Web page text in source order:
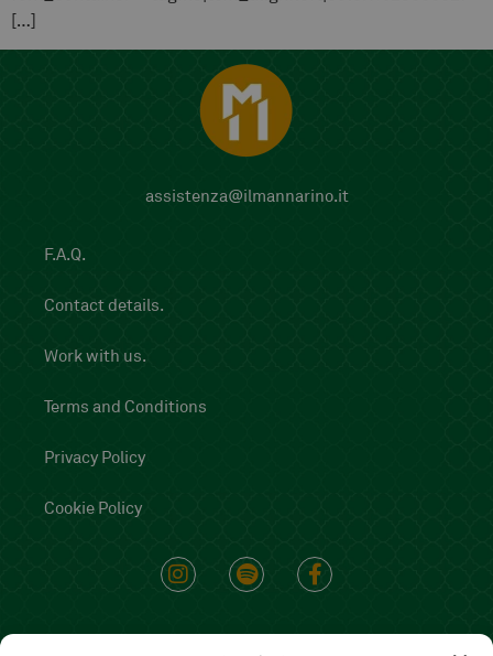
[…]
assistenza@ilmannarino.it
F.A.Q.
Contact details.
Work with us.
Terms and Conditions
Privacy Policy
Cookie Policy